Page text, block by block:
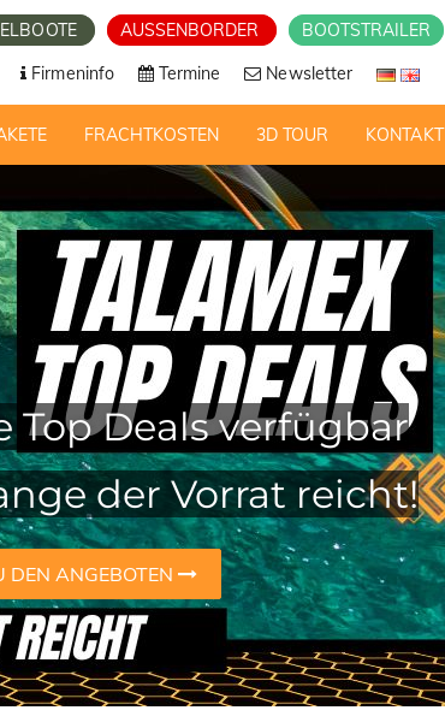
AUSSENBORDER BOOTSTRAILER
Firmeninfo Termine Newsletter
FRACHTKOSTEN 3D TOUR KONTAKT
Top Deals verfügbar
derVorrat reicht!
DEN ANGEBOTEN